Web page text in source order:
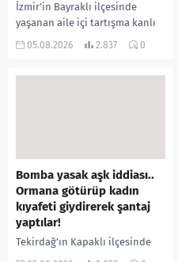
İzmir’in Bayraklı ilçesinde
yaşanan aile içi tartışma kanlı
bitti. İddiaya göre, uzun süredir
05.08.2026 2.837 0
Bomba yasak aşk iddiası..
Ormana götürüp kadın
kıyafeti giydirerek şantaj
yaptılar!
Tekirdağ’ın Kapaklı ilçesinde
bir kişiyi, arkadaşının eşiyle